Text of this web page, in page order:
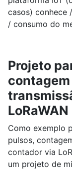
casos) conhece
/ consumo do
Projeto
LoRaWAN
Como exemplo
pulsos,
contador via
um projeto de